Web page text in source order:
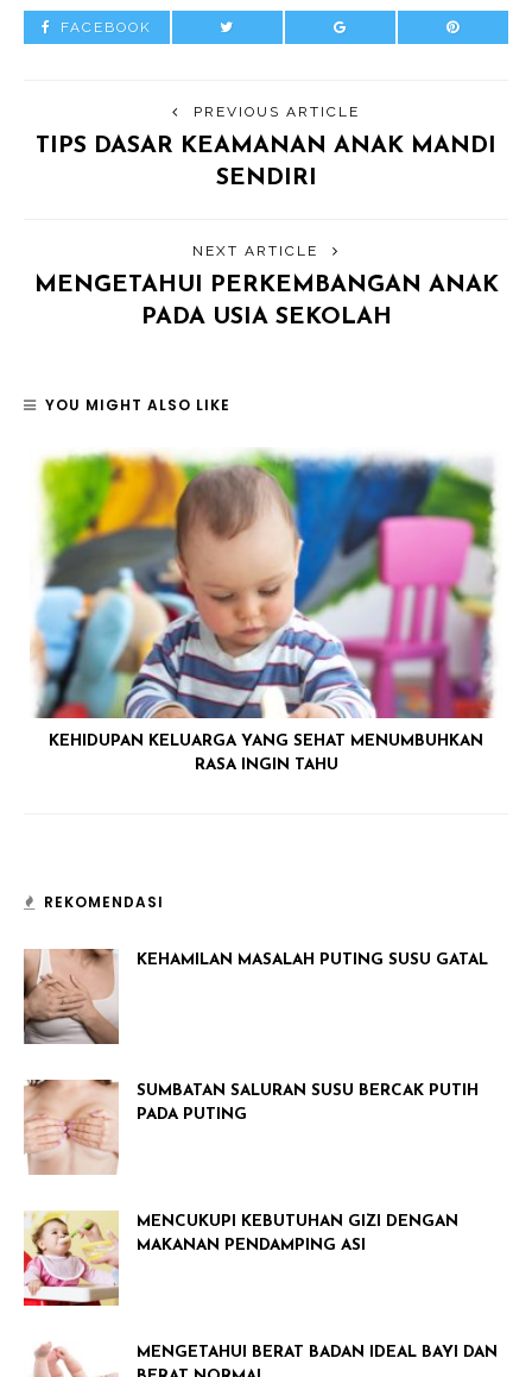
FACEBOOK
PREVIOUS ARTICLE
TIPS DASAR KEAMANAN ANAK MANDI
SENDIRI
NEXT ARTICLE
MENGETAHUI PERKEMBANGAN ANAK
PADA USIA SEKOLAH
YOU MIGHT ALSO LIKE
KEHIDUPAN KELUARGA YANG SEHAT MENUMBUHKAN
RASA INGIN TAHU
REKOMENDASI
KEHAMILAN MASALAH PUTING SUSU GATAL
SUMBATAN SALURAN SUSU BERCAK PUTIH
PADA PUTING
MENCUKUPI KEBUTUHAN GIZI DENGAN
MAKANAN PENDAMPING ASI
MENGETAHUI BERAT BADAN IDEAL BAYI DAN